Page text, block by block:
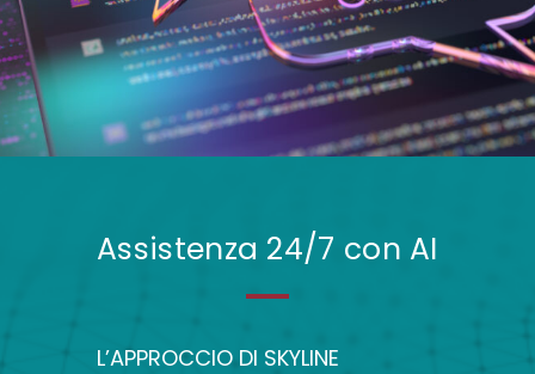
Assistenza 24/7 con AI
L’APPROCCIO DI SKYLINE